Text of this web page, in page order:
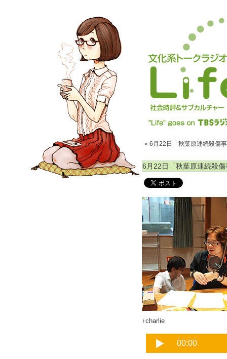
« 6月22日「秋葉原連続殺傷
6月22日「秋葉原連続殺
↑charlie